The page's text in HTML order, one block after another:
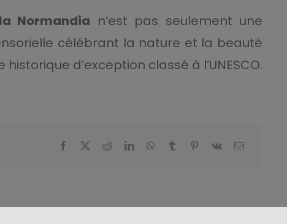
Normandia n’est pas seulement une
célébrant la nature et la beauté
d’exception classé à l’UNESCO.